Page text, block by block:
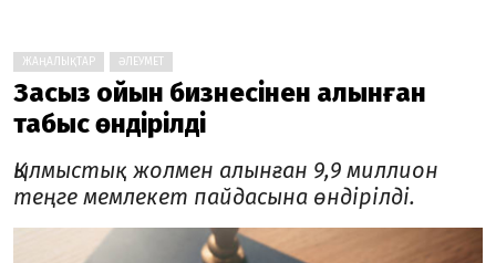
ЖАҢАЛЫҚТАР ӘЛЕУМЕТ
Заңсыз ойын бизнесінен алынған
табыс өндірілді
Қылмыстық жолмен алынған 9,9 миллион
теңге мемлекет пайдасына өндірілді.